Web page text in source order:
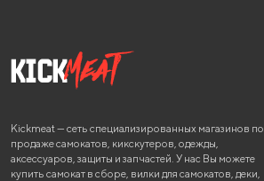
Kickmeat — сеть специализированных магазинов по
продаже самокатов, кикскутеров, одежды,
аксессуаров, защиты и запчастей. У нас Вы можете
купить самокат в сборе, вилки для самокатов, деки,